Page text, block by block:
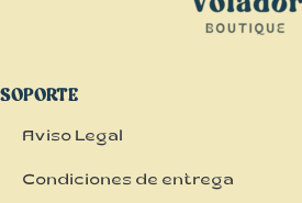
SOPORTE
Aviso Legal
Condiciones de entrega